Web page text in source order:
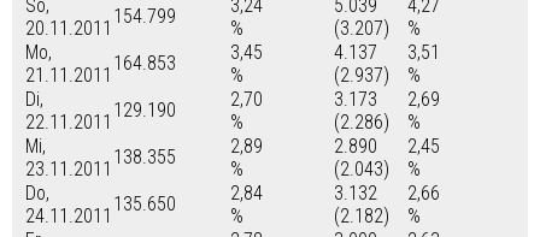
So,
20.11.2011
154.799
3,24
%
5.039
(3.207)
4,27
%
Mo,
21.11.2011
164.853
3,45
%
4.137
(2.937)
3,51
%
Di,
22.11.2011
129.190
2,70
%
3.173
(2.286)
2,69
%
Mi,
23.11.2011
138.355
2,89
%
2.890
(2.043)
2,45
%
Do,
24.11.2011
135.650
2,84
%
3.132
(2.182)
2,66
%